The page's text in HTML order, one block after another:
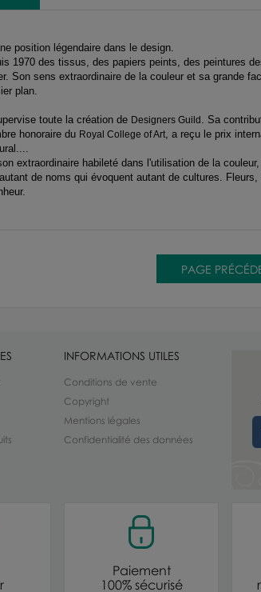
position légendaire dans le design.
1970 des tissus, des papiers peints, des peintures
Son sens extraordinaire de la couleur et sa grande
plan.
toute la création de Designers Guild . Sa
honoraire du Royal College of Art, a reçu le prix
extraordinaire habileté dans l'utilisation de la
de noms qui évoquent autant de cultures.
INFORMATIONS UTILES
Conditions de vente
Copyright
Mentions légales
Confidentialité des données
Paiement
100% sécurisé